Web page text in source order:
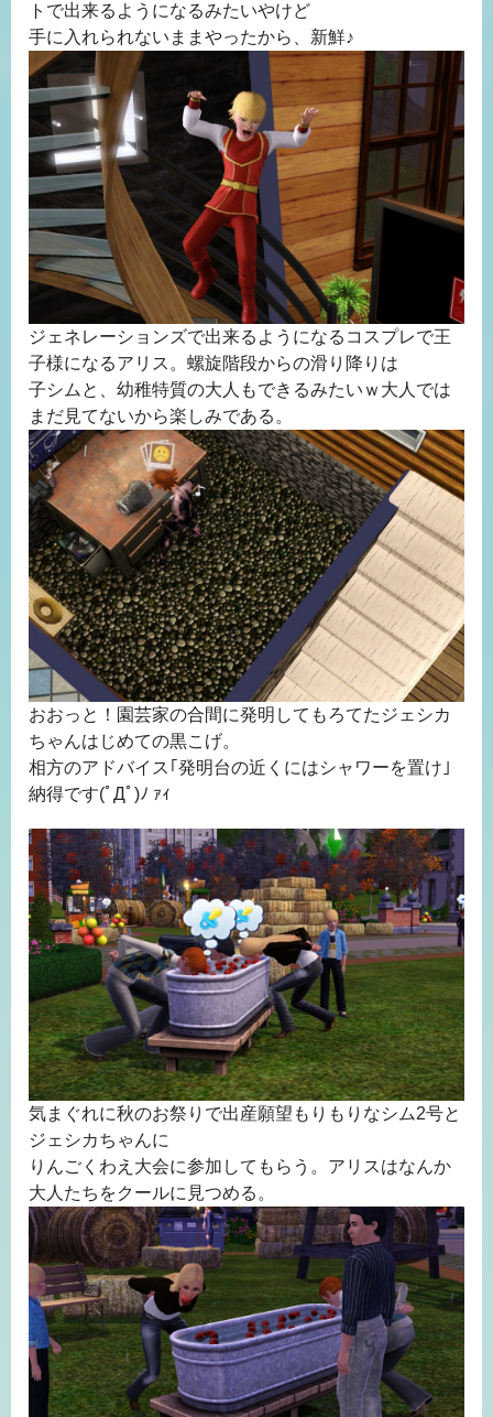
トで出来るようになるみたいやけど
手に入れられないままやったから、新鮮♪
ジェネレーションズで出来るようになるコスプレで王
子様になるアリス。螺旋階段からの滑り降りは
子シムと、幼稚特質の大人もできるみたいｗ大人では
まだ見てないから楽しみである。
おおっと！園芸家の合間に発明してもろてたジェシカ
ちゃんはじめての黒こげ。
相方のアドバイス｢発明台の近くにはシャワーを置け｣
納得です(ﾟДﾟ)ﾉ ｧｨ
気まぐれに秋のお祭りで出産願望もりもりなシム2号と
ジェシカちゃんに
りんごくわえ大会に参加してもらう。アリスはなんか
大人たちをクールに見つめる。